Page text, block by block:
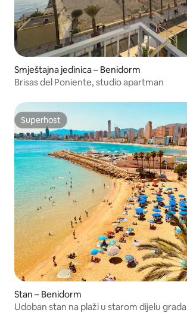
Smještajna jedinica – Benidorm
Brisas del Poniente, studio apartman
Superhost
Superhost
Stan – Benidorm
Udoban stan na plaži u starom dijelu grada